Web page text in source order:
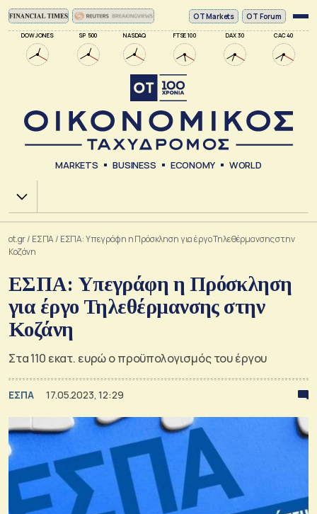
DOW JONES SP 500 NASDAQ FTSE 100 DAX 30 CAC 40
ΟΤ Markets OT Forum
MARKETS BUSINESS ECONOMY WORLD
Χ.Α.
ot.gr/ ΕΣΠΑ/ ΕΣΠΑ: Υπεγράφη η Πρόσκληση για έργο Τηλεθέρμανσης στην
Κοζάνη
ΕΣΠΑ: Υπεγράφη η Πρόσκληση
για έργο Τηλεθέρμανσης στην
Κοζάνη
Στα 110 εκατ. ευρώ ο προϋπολογισμός του έργου
ΕΣΠΑ 17.05.2023, 12:29